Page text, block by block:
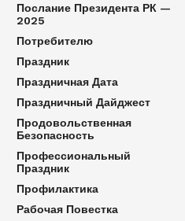
Послание Президента РК —
2025
Потребителю
Праздник
Праздничная Дата
Праздничный Дайджест
Продовольственная
Безопасность
Профессиональный
Праздник
Профилактика
Рабочая Повестка